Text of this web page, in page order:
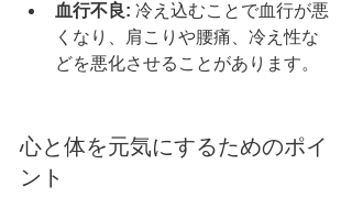
血行不良: 冷え込むことで血行が悪
くなり、肩こりや腰痛、冷え性な
どを悪化させることがあります。
心と体を元気にするためのポイ
ント